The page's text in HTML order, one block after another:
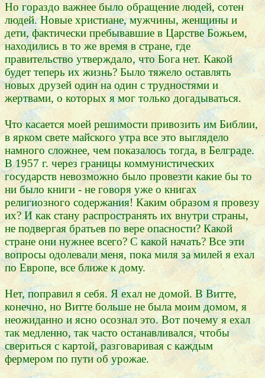
Но гораздо важнее было обращение людей, сотен
людей. Новые христиане, мужчины, женщины и
дети, фактически пребывавшие в Царстве Божьем,
находились в то же время в стране, где
правительство утверждало, что Бога нет. Какой
будет теперь их жизнь? Было тяжело оставлять
новых друзей один на один с трудностями и
жертвами, о которых я мог только догадываться.
Что касается моей решимости привозить им Библии,
в ярком свете майского утра все это выглядело
намного сложнее, чем показалось тогда, в Белграде.
В 1957 г. через границы коммунистических
государств невозможно было провезти какие бы то
ни было книги - не говоря уже о книгах
религиозного содержания! Каким образом я провезу
их? И как стану распространять их внутри страны,
не подвергая братьев по вере опасности? Какой
стране они нужнее всего? С какой начать? Все эти
вопросы одолевали меня, пока миля за милей я ехал
по Европе, все ближе к дому.
Нет, поправил я себя. Я ехал не домой. В Витте,
конечно, но Витте больше не была моим домом, я
неожиданно и ясно осознал это. Вот почему я ехал
так медленно, так часто останавливался, чтобы
свериться с картой, разговаривая с каждым
фермером по пути об урожае.